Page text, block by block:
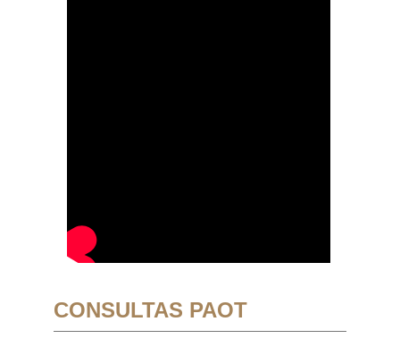
CONSULTAS PAOT